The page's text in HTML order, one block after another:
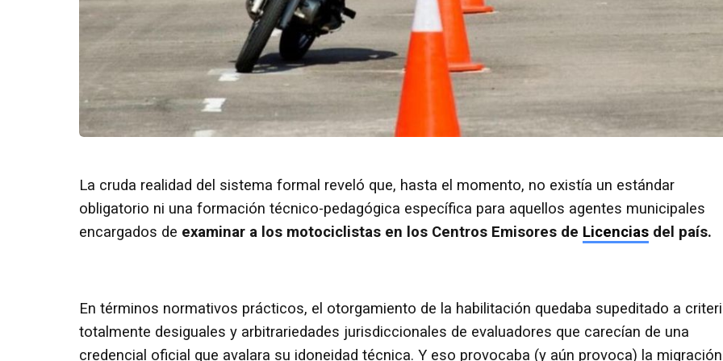
La cruda realidad del sistema formal reveló que, hasta el momento, no existía un estándar
obligatorio ni una formación técnico-pedagógica específica para aquellos agentes municipales
encargados de examinar a los motociclistas en los Centros Emisores de Licencias del país.
En términos normativos prácticos, el otorgamiento de la habilitación quedaba supeditado a
totalmente desiguales y arbitrariedades jurisdiccionales de evaluadores que carecían de una
credencial oficial que avalara su idoneidad técnica. Y eso provocaba (y aún provoca) la migración